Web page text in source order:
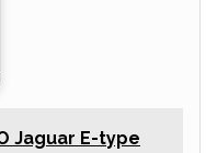
Jaguar E-type